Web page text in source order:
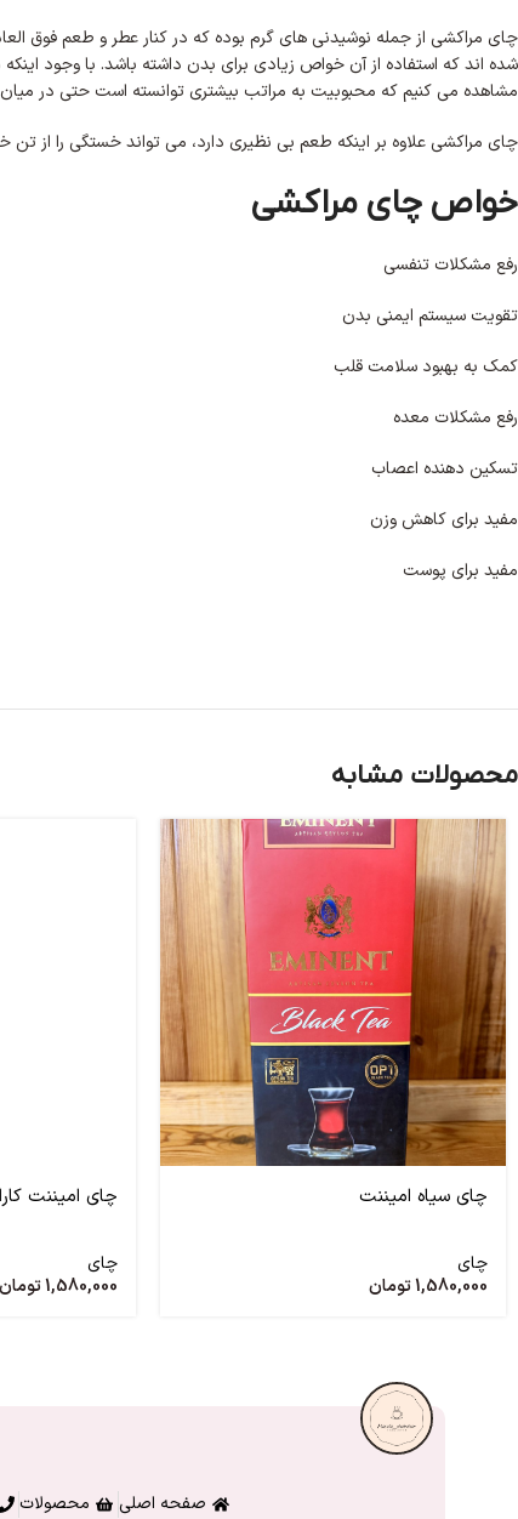
چای مراکشی از جمله نوشیدنی‌ های گرم بوده که در کنار عطر و طعم فوق
شده‌ اند که استفاده از آن خواص زیادی برای بدن داشته باشد. با وجود
مشاهده می‌ کنیم که محبوبیت به مراتب بیشتری توانسته است حتی در
چای مراکشی علاوه بر اینکه طعم بی‌ نظیری دارد، می‌ تواند خستگی را از
خواص چای مراکشی
رفع مشکلات تنفسی
تقویت سیستم ایمنی بدن
کمک به بهبود سلامت قلب
رفع مشکلات معده
تسکین دهنده اعصاب
مفید برای کاهش وزن
مفید برای پوست
محصولات مشابه
چای سیاه امیننت
چای
1,580,000تومان
چای امیننت
چای
1,580,000تومان
صفحه اصلی محصولات